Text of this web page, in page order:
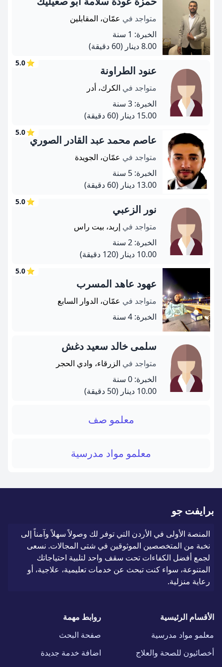
متواجد في عمّان، المقابلين
الخبرة: 1 سنة
8.00 دينار
(60 دقيقة)
⭐
5.0
عنود الطراونة
متواجد في الكرك، أدر
الخبرة: 3 سنة
15.00 دينار
(60 دقيقة)
⭐
5.0
عاصم محمد عبد القادر الصوري
متواجد في عمّان، الجويدة
الخبرة: 5 سنة
13.00 دينار
(60 دقيقة)
⭐
5.0
نور الزعبي
متواجد في إربد، بيت راس
الخبرة: 2 سنة
10.00 دينار
(120 دقيقة)
⭐
5.0
عهود عاهد المسرب
متواجد في عمّان، الدوار السابع
الخبرة: 4 سنة
سلمى خالد سعيد دغش
متواجد في الزرقاء، وادي الحجر
الخبرة: 0 سنة
10.00 دينار
(50 دقيقة)
معلمو صف
معلمو مواد مدرسية
برايفت جو
المنصة الأولى في الأردن التي توفر لك وصولاً سهلاً وآمناً إلى
نخبة من المتخصصين الموثوقين في شتى المجالات. نسعى
لجمع أفضل الكفاءات تحت سقف واحد لتلبية احتياجاتك
المتنوعة، سواء كنت تبحث عن خدمات تعليمية، علاجية، أو
رعاية منزلية.
الأقسام الرئيسية
معلمو مواد مدرسية
أخصائيون للصحة والعلاج
روابط مهمة
صفحة البحث
اضافة خدمة جديدة